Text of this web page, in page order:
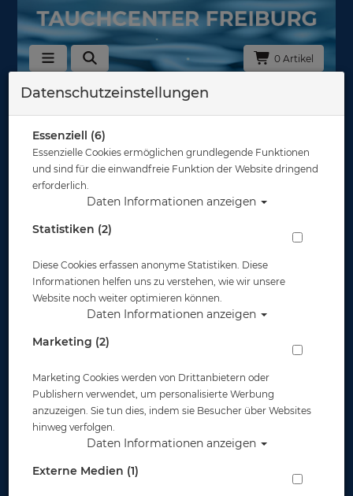
0 Artikel
Zurück
Scubapro Definition 6mm Weste (2016) -
Herren - Gr: LS - #
Datenschutzeinstellungen
Essenziell (6)
Essenzielle Cookies ermöglichen grundlegende Funktionen
und sind für die einwandfreie Funktion der Website dringend
erforderlich.
Daten Informationen anzeigen
Statistiken (2)
Diese Cookies erfassen anonyme Statistiken. Diese
Informationen helfen uns zu verstehen, wie wir unsere
Website noch weiter optimieren können.
Daten Informationen anzeigen
Marketing (2)
Marketing Cookies werden von Drittanbietern oder
Publishern verwendet, um personalisierte Werbung
anzuzeigen. Sie tun dies, indem sie Besucher über Websites
hinweg verfolgen.
Daten Informationen anzeigen
Externe Medien (1)